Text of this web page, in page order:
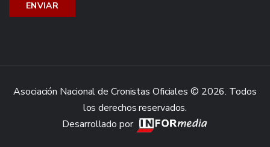
Asociación Nacional de Cronistas Oficiales © 2026. Todos
los derechos reservados.
Desarrollado por